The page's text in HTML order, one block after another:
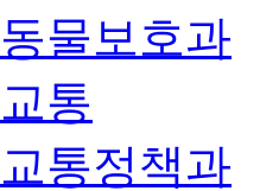
동물보호과
교통
교통정책과